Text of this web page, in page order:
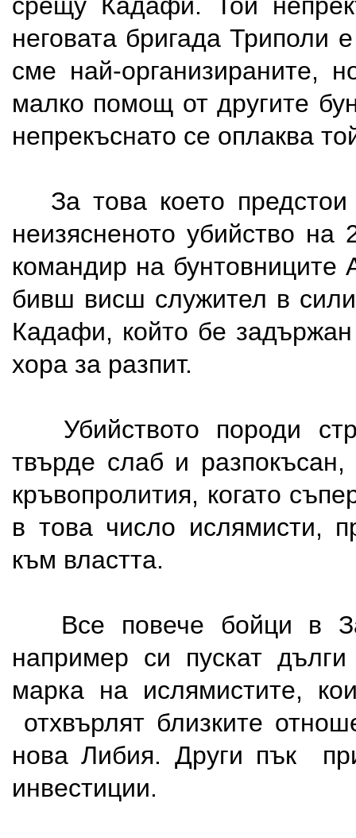
неговата бригада Триполи
сме най-организираните,
малко помощ от другите
непрекъснато се оплаква
За това което
неизясненото убийство
командир на
бивш висш служител в
Кадафи, който бе задържан
хора за разпит.
Убийството породи
твърде слаб и
кръвопролития, когато
в това число ислямисти,
към властта.
Все повече бойци в
например си пускат
марка на ислямистите,
отхвърлят близките
нова Либия. Други пък
инвестиции.